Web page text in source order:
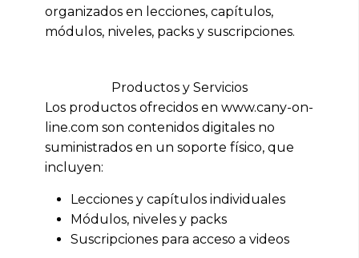
organizados en lecciones, capítulos,
módulos, niveles, packs y suscripciones.
Productos y Servicios
Los productos ofrecidos en www.cany-on-
line.com son contenidos digitales no
suministrados en un soporte físico, que
incluyen:
Lecciones y capítulos individuales
Módulos, niveles y packs
Suscripciones para acceso a videos